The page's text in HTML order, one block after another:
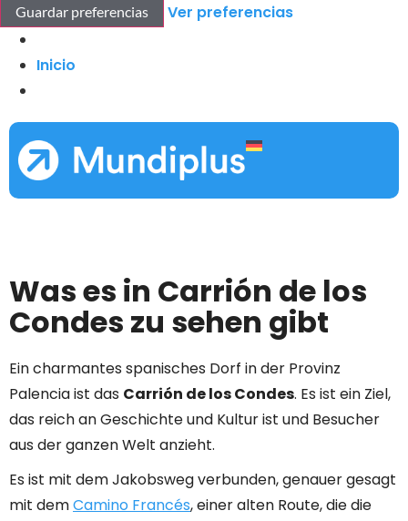
Guardar preferencias
Ver preferencias
Inicio
Was es in Carrión de los
Condes zu sehen gibt
Ein charmantes spanisches Dorf in der Provinz
Palencia ist das Carrión de los Condes. Es ist ein Ziel,
das reich an Geschichte und Kultur ist und Besucher
aus der ganzen Welt anzieht.
Es ist mit dem Jakobsweg verbunden, genauer gesagt
mit demCamino Francés, einer alten Route, die die